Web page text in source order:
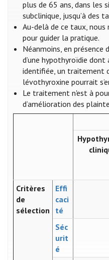
plus de 65 ans, dans les
subclinique, jusqu’à des
Au-delà de ce taux, nous
pour guider la pratique.
Néanmoins, en
d’une hypothyroïdie dont
identifiée, un traitement
lévothyroxine pourrait
Le traitement n'est à
d’amélioration des
Critères
de
sélection
Effi
caci
té
Séc
urit
é